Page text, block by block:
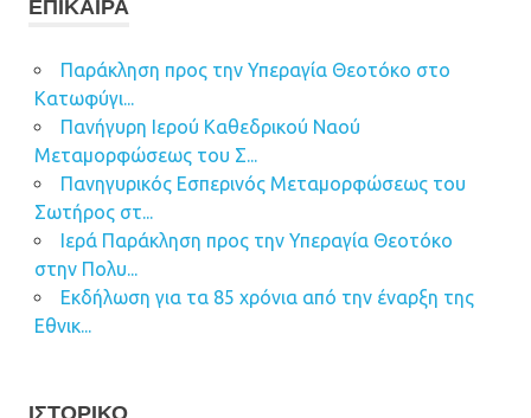
ΕΠΊΚΑΙΡΑ
Παράκληση προς την Υπεραγία Θεοτόκο στο
Κατωφύγι...
Πανήγυρη Ιερού Καθεδρικού Ναού
Μεταμορφώσεως του Σ...
Πανηγυρικός Εσπερινός Μεταμορφώσεως του
Σωτήρος στ...
Ιερά Παράκληση προς την Υπεραγία Θεοτόκο
στην Πολυ...
Εκδήλωση για τα 85 χρόνια από την έναρξη της
Εθνικ...
ΙΣΤΟΡΙΚΌ